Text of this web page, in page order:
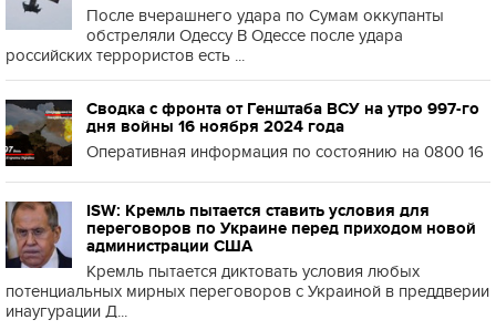
После вчерашнего удара по Сумам оккупанты
обстреляли Одессу В Одессе после удара
российских террористов есть ...
Сводка с фронта от Генштаба ВСУ на утро 997-го
дня войны 16 ноября 2024 года
Оперативная информация по состоянию на 0800 16
ISW: Кремль пытается ставить условия для
переговоров по Украине перед приходом новой
администрации США
Кремль пытается диктовать условия любых
потенциальных мирных переговоров с Украиной в преддверии
инаугурации Д...